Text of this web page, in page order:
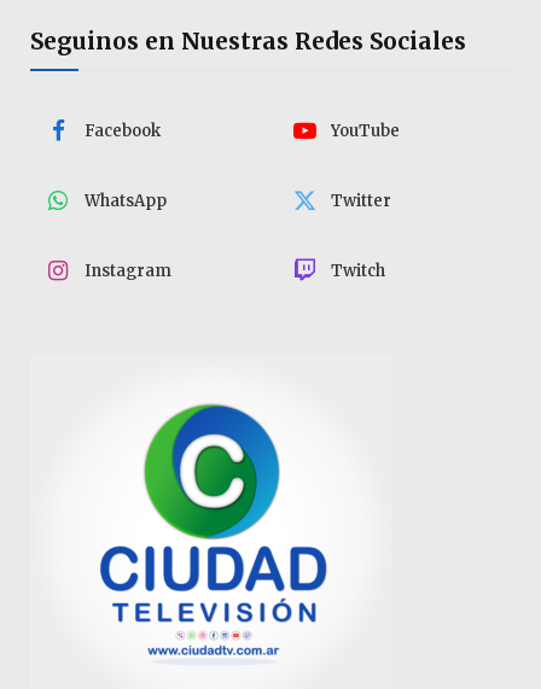
Seguinos en Nuestras Redes Sociales
Facebook YouTube
WhatsApp Twitter
Instagram Twitch